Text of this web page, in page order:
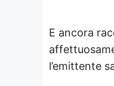
E ancora
l’emittente